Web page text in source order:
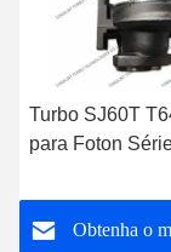
Turbo SJ60T
para Foton
4T Turbocharger
Obtenha o